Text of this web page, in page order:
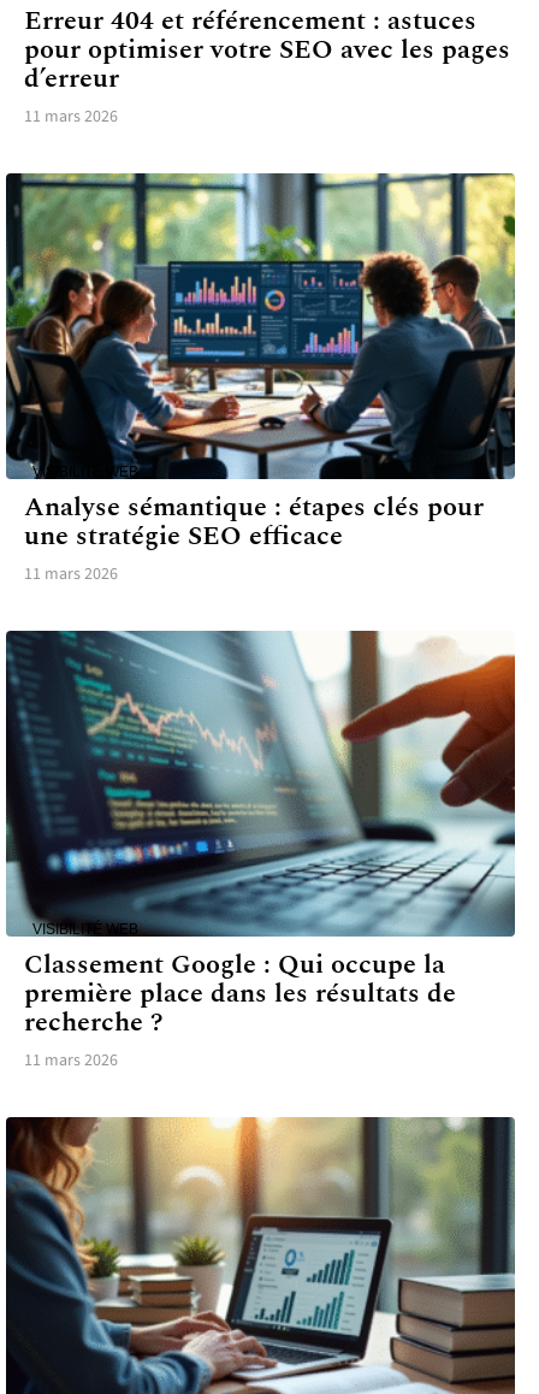
Erreur 404 et référencement : astuces
pour optimiser votre SEO avec les pages
d’erreur
11 mars 2026
VISIBILITÉ WEB
Analyse sémantique : étapes clés pour
une stratégie SEO efficace
11 mars 2026
VISIBILITÉ WEB
Classement Google : Qui occupe la
première place dans les résultats de
recherche ?
11 mars 2026